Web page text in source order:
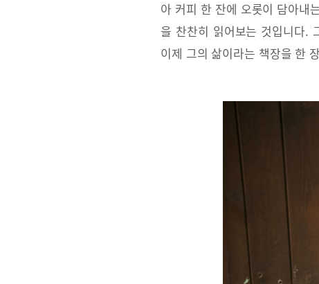
아 커피 한 잔에 오롯이 담아내
을 찬찬히 읽어보는 것입니다.
이제 그의 삶이라는 책장을 한